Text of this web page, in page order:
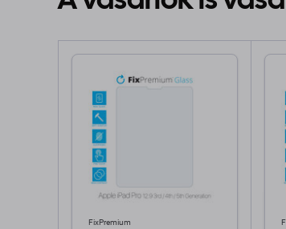
FixPremium